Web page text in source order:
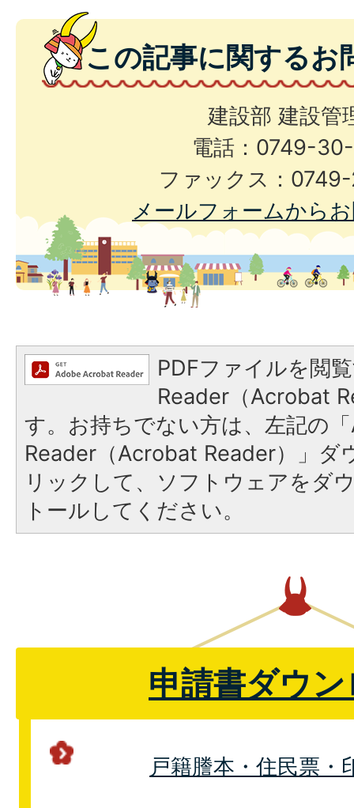
この記事に関するお
建設部 建設管
電話：0749-
ファックス：
メールフォームから
PDFファイルを閲
Reader（Acrobat
す。お持ちでない方は、左記の
Reader（Acrobat Reader）」ダ
リックして、ソフトウェアをダ
トールしてください。
申請書ダウ
戸籍謄本・住民票・